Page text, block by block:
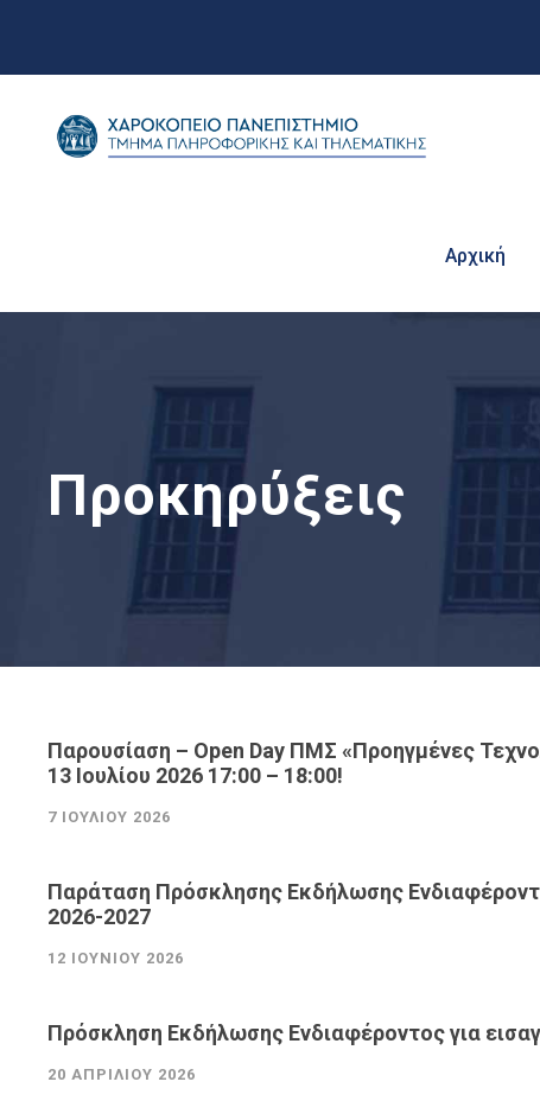
Αρχική
Προκηρύξεις
Παρουσίαση – Open Day ΠΜΣ «Προηγμένες
13 Ιουλίου 2026 17:00 – 18:00!
7 ΙΟΥΛΊΟΥ 2026
Παράταση Πρόσκλησης Εκδήλωσης
2026-2027
12 ΙΟΥΝΊΟΥ 2026
Πρόσκληση Εκδήλωσης Ενδιαφέροντος για
20 ΑΠΡΙΛΊΟΥ 2026